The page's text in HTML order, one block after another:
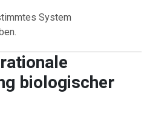
System
biologischer